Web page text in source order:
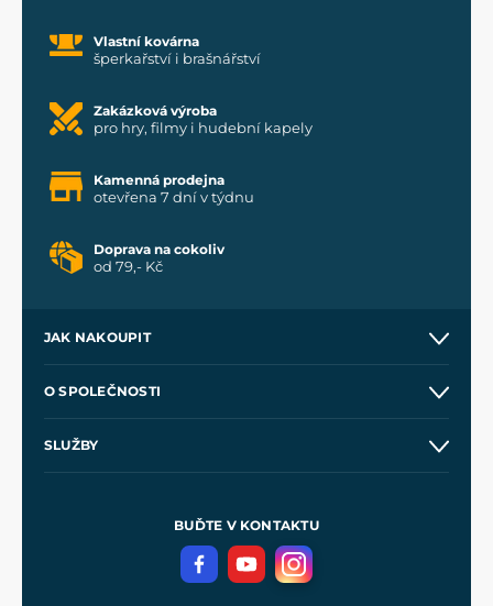
Vlastní kovárna
šperkařství i brašnářství
Zakázková výroba
pro hry, filmy i hudební kapely
Kamenná prodejna
otevřena 7 dní v týdnu
Doprava na cokoliv
od 79,- Kč
JAK NAKOUPIT
Velkoobchod
O SPOLEČNOSTI
SLUŽBY
Meče pro Kingdom Come
BUĎTE V KONTAKTU